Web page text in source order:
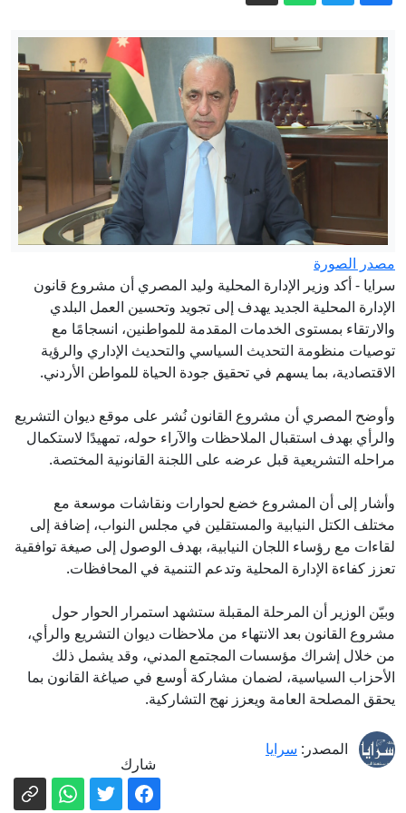
زالوجني يقر بسقوط أوراق كييف العسكرية
وتفوق روسيا الميداني
نائب ترامب عن المفاوضات مع الإيرانيين:
"يصعب التعامل معهم ونظامهم منقسم"
مئات القاصرين بلا مأوى.. أزمة سبتة
تتصاعد وتضغط على مدريد
هرمز بين التهديد والتفاوض.. هل تخسر
إيران آخر أوراق ضغطها؟
اعلان صادر عن القوات المسلحة الأردنية
مصدر الصورة
سرايا - أكد وزير الإدارة المحلية وليد المصري أن مشروع قانون
الإدارة المحلية الجديد يهدف إلى تجويد وتحسين العمل البلدي
والارتقاء بمستوى الخدمات المقدمة للمواطنين، انسجامًا مع
توصيات منظومة التحديث السياسي والتحديث الإداري والرؤية
الاقتصادية، بما يسهم في تحقيق جودة الحياة للمواطن الأردني.
وأوضح المصري أن مشروع القانون نُشر على موقع ديوان التشريع
والرأي بهدف استقبال الملاحظات والآراء حوله، تمهيدًا لاستكمال
مراحله التشريعية قبل عرضه على اللجنة القانونية المختصة.
وأشار إلى أن المشروع خضع لحوارات ونقاشات موسعة مع
مختلف الكتل النيابية والمستقلين في مجلس النواب، إضافة إلى
لقاءات مع رؤساء اللجان النيابية، بهدف الوصول إلى صيغة توافقية
تعزز كفاءة الإدارة المحلية وتدعم التنمية في المحافظات.
وبيّن الوزير أن المرحلة المقبلة ستشهد استمرار الحوار حول
مشروع القانون بعد الانتهاء من ملاحظات ديوان التشريع والرأي،
من خلال إشراك مؤسسات المجتمع المدني، وقد يشمل ذلك
الأحزاب السياسية، لضمان مشاركة أوسع في صياغة القانون بما
يحقق المصلحة العامة ويعزز نهج التشاركية.
المصدر: سرايا
شارك